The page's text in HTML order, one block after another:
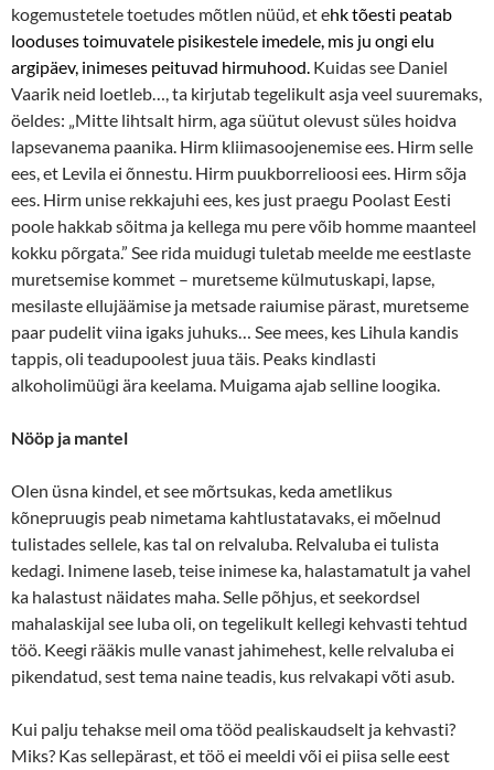
kogemustetele toetudes mõtlen nüüd, et ehk tõesti peatab
looduses toimuvatele pisikestele imedele, mis ju ongi elu
argipäev, inimeses peituvad hirmuhood. Kuidas see Daniel
Vaarik neid loetleb…, ta kirjutab tegelikult asja veel suuremaks,
öeldes: „Mitte lihtsalt hirm, aga süütut olevust süles hoidva
lapsevanema paanika. Hirm kliimasoojenemise ees. Hirm selle
ees, et Levila ei õnnestu. Hirm puukborrelioosi ees. Hirm sõja
ees. Hirm unise rekkajuhi ees, kes just praegu Poolast Eesti
poole hakkab sõitma ja kellega mu pere võib homme maanteel
kokku põrgata.” See rida muidugi tuletab meelde me eestlaste
muretsemise kommet – muretseme külmutuskapi, lapse,
mesilaste ellujäämise ja metsade raiumise pärast, muretseme
paar pudelit viina igaks juhuks… See mees, kes Lihula kandis
tappis, oli teadupoolest juua täis. Peaks kindlasti
alkoholimüügi ära keelama. Muigama ajab selline loogika.
Nööp ja mantel
Olen üsna kindel, et see mõrtsukas, keda ametlikus
kõnepruugis peab nimetama kahtlustatavaks, ei mõelnud
tulistades sellele, kas tal on relvaluba. Relvaluba ei tulista
kedagi. Inimene laseb, teise inimese ka, halastamatult ja vahel
ka halastust näidates maha. Selle põhjus, et seekordsel
mahalaskijal see luba oli, on tegelikult kellegi kehvasti tehtud
töö. Keegi rääkis mulle vanast jahimehest, kelle relvaluba ei
pikendatud, sest tema naine teadis, kus relvakapi võti asub.
Kui palju tehakse meil oma tööd pealiskaudselt ja kehvasti?
Miks? Kas sellepärast, et töö ei meeldi või ei piisa selle eest